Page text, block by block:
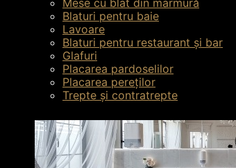
Blaturi pentru baie
Lavoare
Blaturi pentru restaurant și bar
Glafuri
Placarea pardoselilor
Placarea pereților
Trepte și contratrepte